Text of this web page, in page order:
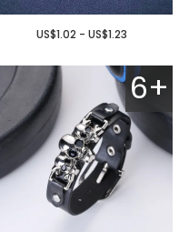
US$1.02 - US$1.23
6+